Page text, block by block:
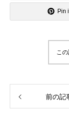
Pin
こ
前の記